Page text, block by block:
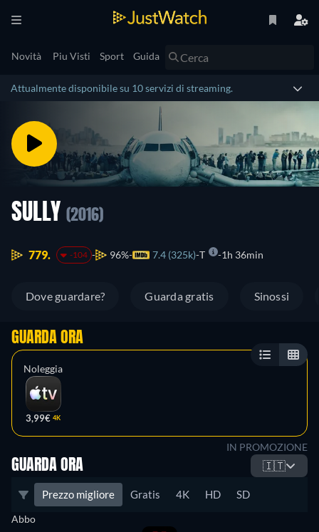
Novità Piu Visti Sport Guida
Attualmente disponibile su 10 servizi di streaming.
SULLY (2016)
779. -104 96% 7.4 (325k) T 1h 36min
Dove guardare? Guarda gratis Sinossi
GUARDA ORA
Noleggia
3,99€ 4K
IN PROMOZIONE
GUARDA ORA 🇮🇹
Prezzo migliore Gratis 4K HD SD
Abbo